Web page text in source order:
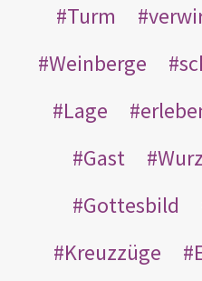
Turm
Weinberge
Lage
Gast
Gottesbild
Kreuzzüge